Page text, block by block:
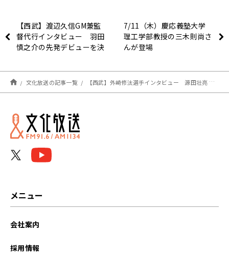
【西武】渡辺久信GM兼監
督代行インタビュー 羽田
慎之介の先発デビューを決
7/11（木）慶応義塾大学
理工学部教授の三木則尚さ
んが登場
文化放送の記事一覧 【西武】外崎修汰選手インタビュー 源田壮亮 必死のヘッドスライディングを見て「早く戻ってあげたい」
メニュー
会社案内
採用情報